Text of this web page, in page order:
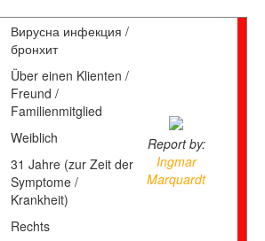
Вирусна инфекция /
бронхит
Report by:
Ingmar
Marquardt
Über einen Klienten /
Freund /
Familienmitglied
Weiblich
31 Jahre (zur Zeit der
Symptome /
Krankheit)
Rechts